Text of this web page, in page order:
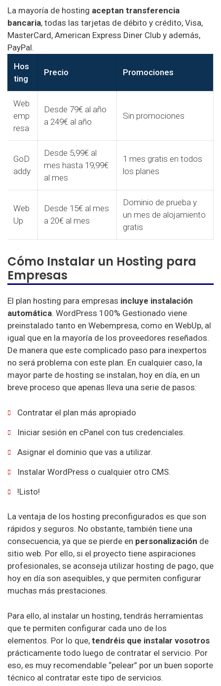
La mayoría de hosting aceptan transferencia
bancaria, todas las tarjetas de débito y crédito, Visa,
MasterCard, American Express Diner Club y además,
PayPal.
Hos
ting
Precio Promociones
Web
emp
resa
Desde 79€ al año
a 249€ al año
Sin promociones
GoD
addy
Desde 5,99€ al
mes hasta 19,99€
al mes
1 mes gratis en todos
los planes
Web
Up
Desde 15€ al mes
a 20€ al mes
Dominio de prueba y
un mes de alojamiento
gratis
Cómo Instalar un Hosting para
Empresas
El plan hosting para empresas incluye instalación
automática. WordPress 100% Gestionado viene
preinstalado tanto en Webempresa, como en WebUp, al
igual que en la mayoría de los proveedores reseñados.
De manera que este complicado paso para inexpertos
no será problema con este plan. En cualquier caso, la
mayor parte de hosting se instalan, hoy en día, en un
breve proceso que apenas lleva una serie de pasos:
Contratar el plan más apropiado
Iniciar sesión en cPanel con tus credenciales.
Asignar el dominio que vas a utilizar.
Instalar WordPress o cualquier otro CMS.
!Listo!
La ventaja de los hosting preconfigurados es que son
rápidos y seguros. No obstante, también tiene una
consecuencia, ya que se pierde en personalización de
sitio web. Por ello, si el proyecto tiene aspiraciones
profesionales, se aconseja utilizar hosting de pago, que
hoy en día son asequibles, y que permiten configurar
muchas más prestaciones.
Para ello, al instalar un hosting, tendrás herramientas
que te permiten configurar cada uno de los
elementos. Por lo que, tendréis que instalar vosotros
prácticamente todo luego de contratar el servicio. Por
eso, es muy recomendable “pelear” por un buen soporte
técnico al contratar este tipo de servicios.